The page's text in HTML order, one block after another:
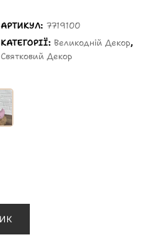
АРТИКУЛ: 7719100
КАТЕГОРІЇ:Великодній Декор,
Святковий Декор